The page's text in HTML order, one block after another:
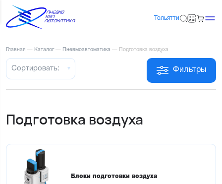
Тольятти
Главная — Каталог — Пневмоавтоматика — Подготовка воздуха
Фильтры
Сортировать:
Подготовка воздуха
Блоки подготовки воздуха